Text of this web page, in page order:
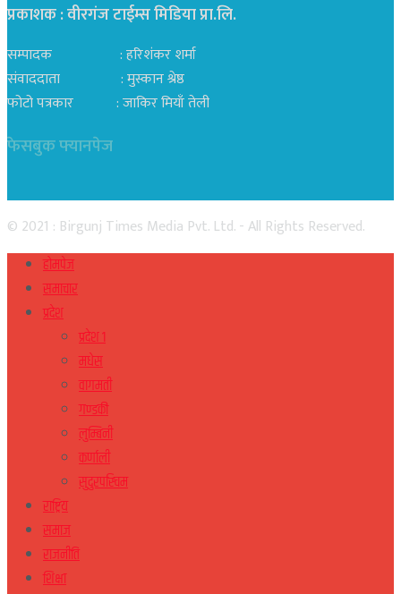
प्रकाशक : वीरगंज टाईम्स मिडिया प्रा‍.लि.
सम्पादक : हरिशंकर शर्मा
संवाददाता : मुस्कान श्रेष्ठ
फोटो पत्रकार : जाकिर मियाँ तेली
फेसबुक फ्यानपेज
© 2021 : Birgunj Times Media Pvt. Ltd. - All Rights Reserved.
होमपेज
समाचार
प्रदेश
प्रदेश १
मधेस
वागमती
गण्डकी
लुम्बिनी
कर्णाली
सुदुरपस्चिम
राष्ट्रिय
समाज
राजनीति
शिक्षा